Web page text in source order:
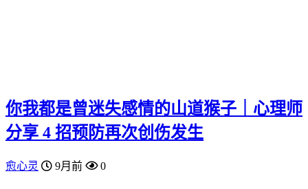
你我都是曾迷失感情的山道猴子｜心理师
分享 4 招预防再次创伤发生
愈心灵 9月前 0